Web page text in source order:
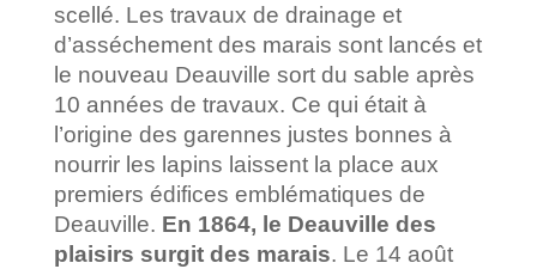
scellé. Les travaux de drainage et
d’asséchement des marais sont lancés et
le nouveau Deauville sort du sable après
10 années de travaux. Ce qui était à
l’origine des garennes justes bonnes à
nourrir les lapins laissent la place aux
premiers édifices emblématiques de
Deauville. En 1864, le Deauville des
plaisirs surgit des marais. Le 14 août